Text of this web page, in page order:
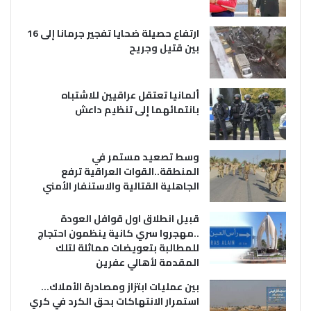
ارتفاع حصيلة ضحايا تفجير جرمانا إلى 16
بين قتيل وجريح
ألمانيا تعتقل عراقيين للاشتباه
بانتمائهما إلى تنظيم داعش
وسط تصعيد مستمر في
المنطقة..القوات العراقية ترفع
الجاهلية القتالية والاستنفار الأمني
قبيل انطلاق اول قوافل العودة
..مهجروا سري كانية ينظمون احتجاج
للمطالبة بتعويضات مماثلة لتلك
المقدمة لأهالي عفرين
بين عمليات ابتزاز ومصادرة الأملاك…
استمرار الانتهاكات بحق الكرد في كري